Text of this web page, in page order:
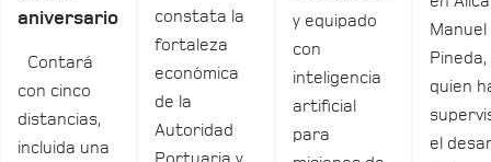
aniversario
Contará
con cinco
distancias,
incluida una
constata la
fortaleza
económica
de la
Autoridad
y equipado
con
inteligencia
artificial
para
Manuel
Pineda,
quien
el